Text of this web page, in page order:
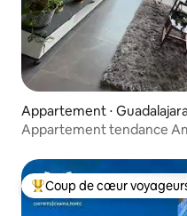
Appartement ⋅
Appartement tendance
Coups de cœur voyageurs
Coup de cœur